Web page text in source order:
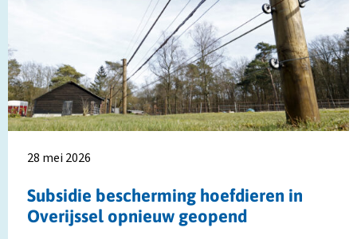
Subsidie bescherming hoefdieren in
Overijssel opnieuw geopend
28 mei 2026
hoefdieren
in
Overijssel
opnieuw
geopend